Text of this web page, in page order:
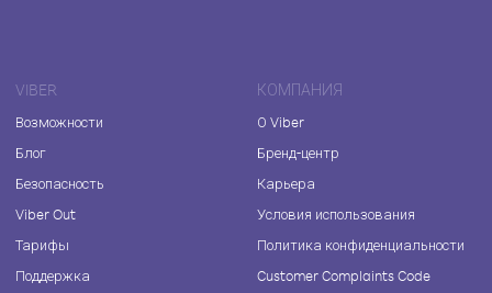
VIBER
Возможности
Блог
Безопасность
Viber Out
Тарифы
Поддержка
КОМПАНИЯ
О Viber
Бренд-центр
Карьера
Условия использования
Политика конфиденциальности
Customer Complaints Code